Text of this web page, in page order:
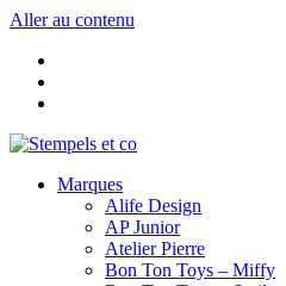
Aller au contenu
Marques
Alife Design
AP Junior
Atelier Pierre
Bon Ton Toys – Miffy